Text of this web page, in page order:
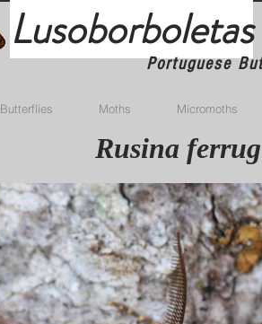
Lusoborboletas
Portuguese
Butterflies Moths Micromoths
Rusina